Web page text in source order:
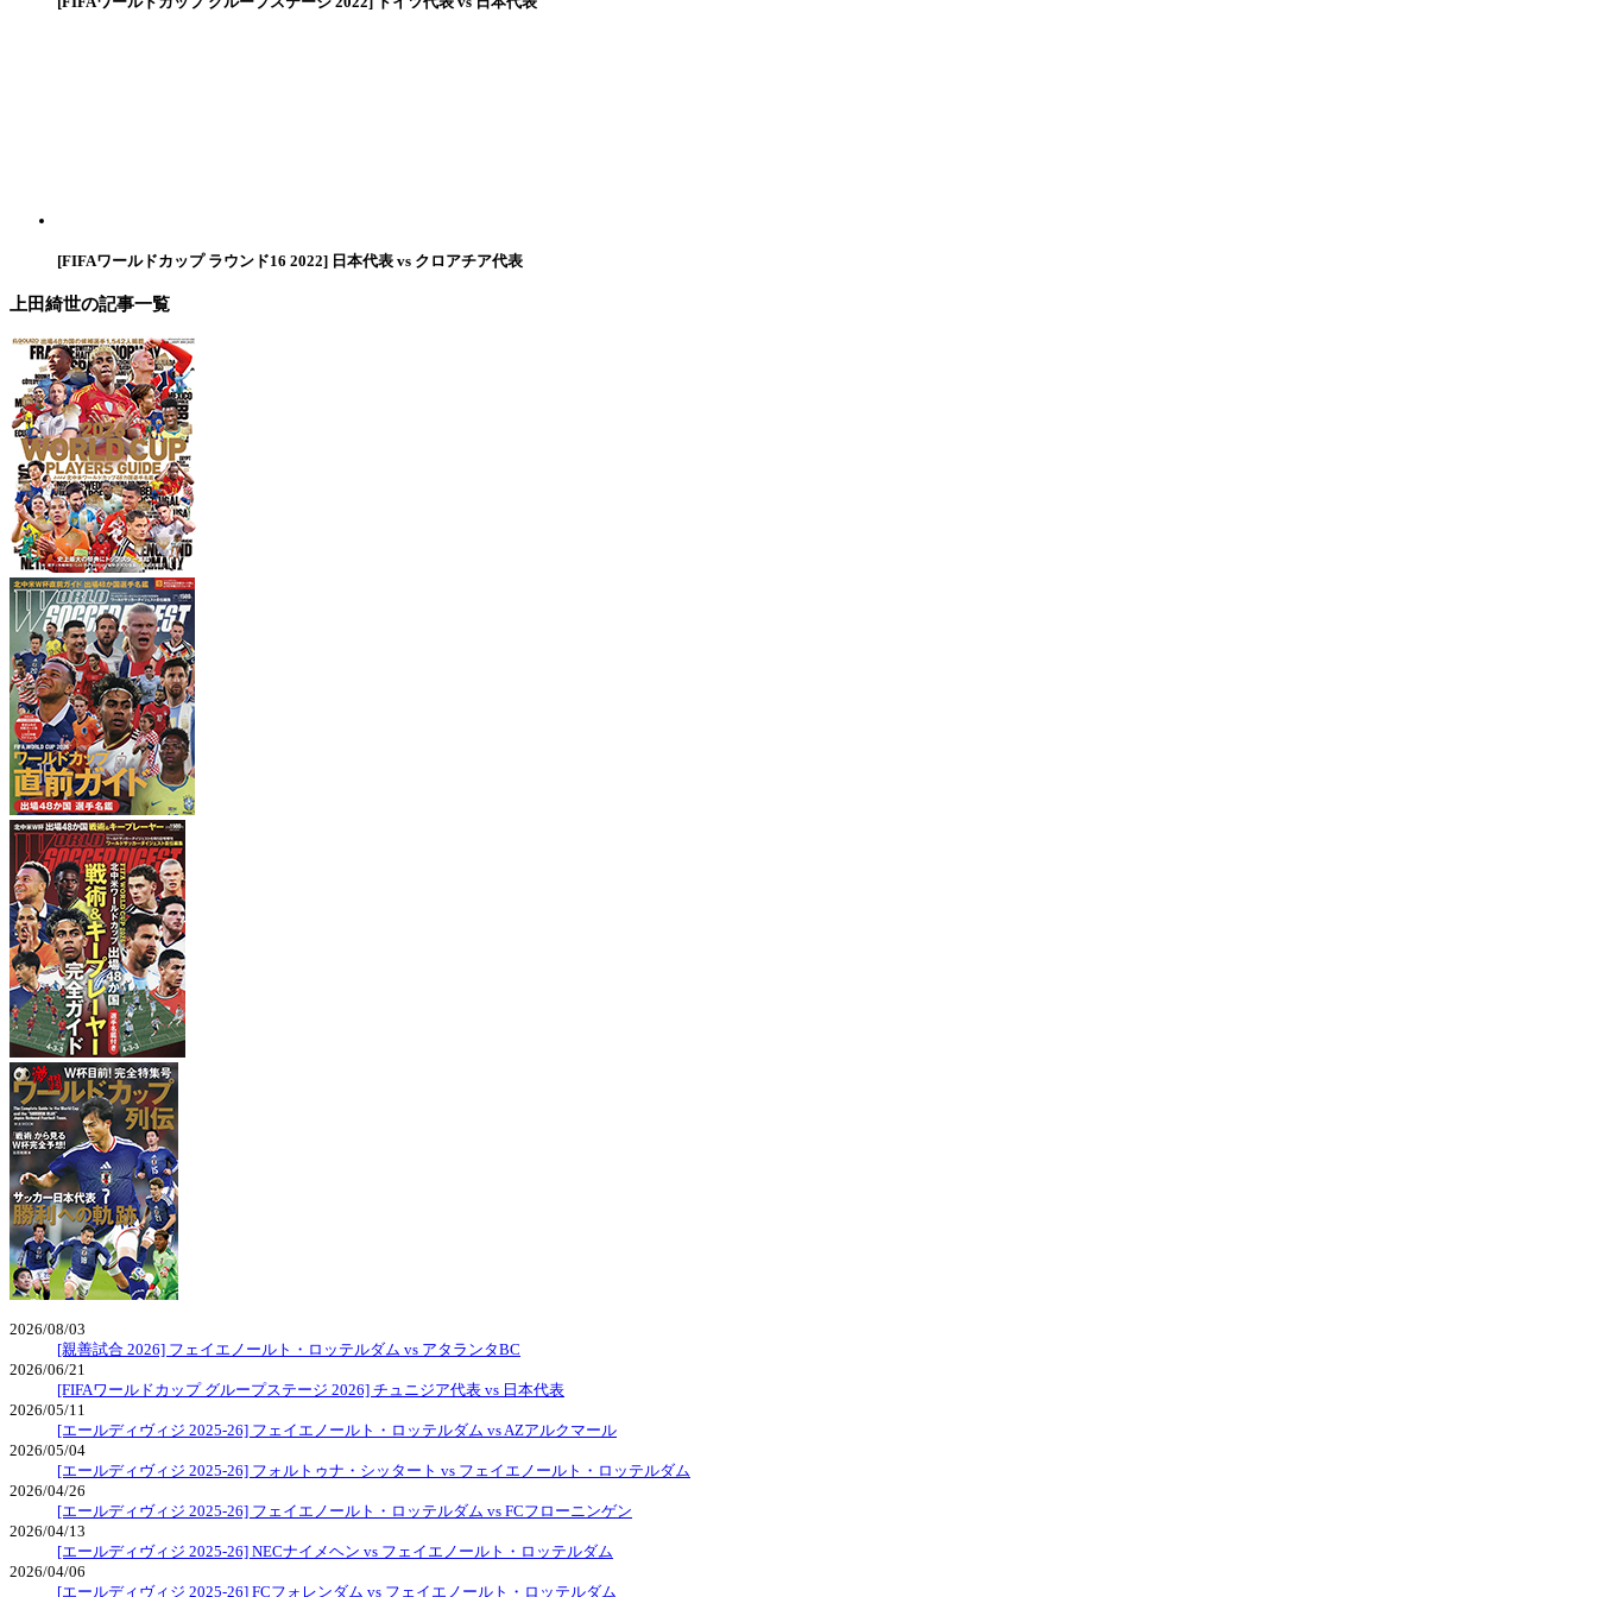
[FIFAワールドカップ ラウンド16 2022] 日本代表 vs クロアチア代表
上田綺世の記事一覧
2026/08/03
[親善試合 2026] フェイエノールト・ロッテルダム vs アタランタBC
2026/06/21
[FIFAワールドカップ グループステージ 2026] チュニジア代表 vs 日本代表
2026/05/11
[エールディヴィジ 2025-26] フェイエノールト・ロッテルダム vs AZアルクマール
2026/05/04
[エールディヴィジ 2025-26] フォルトゥナ・シッタート vs フェイエノールト・ロッテルダム
2026/04/26
[エールディヴィジ 2025-26] フェイエノールト・ロッテルダム vs FCフローニンゲン
2026/04/13
[エールディヴィジ 2025-26] NECナイメヘン vs フェイエノールト・ロッテルダム
2026/04/06
[エールディヴィジ 2025-26] FCフォレンダム vs フェイエノールト・ロッテルダム